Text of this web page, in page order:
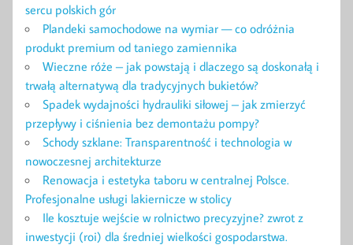
sercu polskich gór
Plandeki samochodowe na wymiar — co odróżnia
produkt premium od taniego zamiennika
Wieczne róże – jak powstają i dlaczego są doskonałą i
trwałą alternatywą dla tradycyjnych bukietów?
Spadek wydajności hydrauliki siłowej – jak zmierzyć
przepływy i ciśnienia bez demontażu pompy?
Schody szklane: Transparentność i technologia w
nowoczesnej architekturze
Renowacja i estetyka taboru w centralnej Polsce.
Profesjonalne usługi lakiernicze w stolicy
Ile kosztuje wejście w rolnictwo precyzyjne? zwrot z
inwestycji (roi) dla średniej wielkości gospodarstwa.